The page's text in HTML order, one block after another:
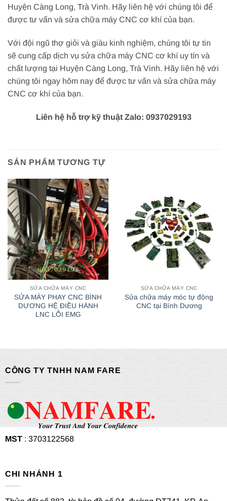
Huyện Càng Long, Trà Vinh. Hãy liên hệ với chúng tôi để
được tư vấn và sửa chữa máy CNC cơ khí của bạn.
Với đội ngũ thợ giỏi và giàu kinh nghiệm, chúng tôi tự tin
sẽ cung cấp dịch vụ sửa chữa máy CNC cơ khí uy tín và
chất lượng tại Huyện Càng Long, Trà Vinh. Hãy liên hệ với
chúng tôi ngay hôm nay để được tư vấn và sửa chữa máy
CNC cơ khí của bạn.
Liên hệ hỗ trợ kỹ thuật Zalo: 0937029193
SẢN PHẨM TƯƠNG TỰ
SỬA CHỮA MÁY CNC
SỬA MÁY PHAY CNC BÌNH
DƯƠNG HỆ ĐIỀU HÀNH
LNC LỖI EMG
SỬA CHỮA MÁY CNC
Sửa chữa máy móc tự động
CNC tại Bình Dương
CÔNG TY TNHH NAM FARE
MST: 3703122568
CHI NHÁNH 1